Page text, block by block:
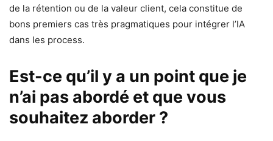
de la rétention ou de la valeur client, cela constitue de
bons premiers cas très pragmatiques pour intégrer l’IA
dans les process.
Est-ce qu’il y a un point que je
n’ai pas abordé et que vous
souhaitez aborder ?